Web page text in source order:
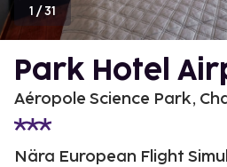
1 /31
Park Hotel
Aéropole Science Park,
Nära European Flight